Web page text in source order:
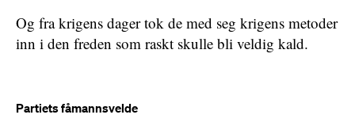
Og fra krigens dager tok de med seg krigens metoder
inn i den freden som raskt skulle bli veldig kald.
Partiets fåmannsvelde